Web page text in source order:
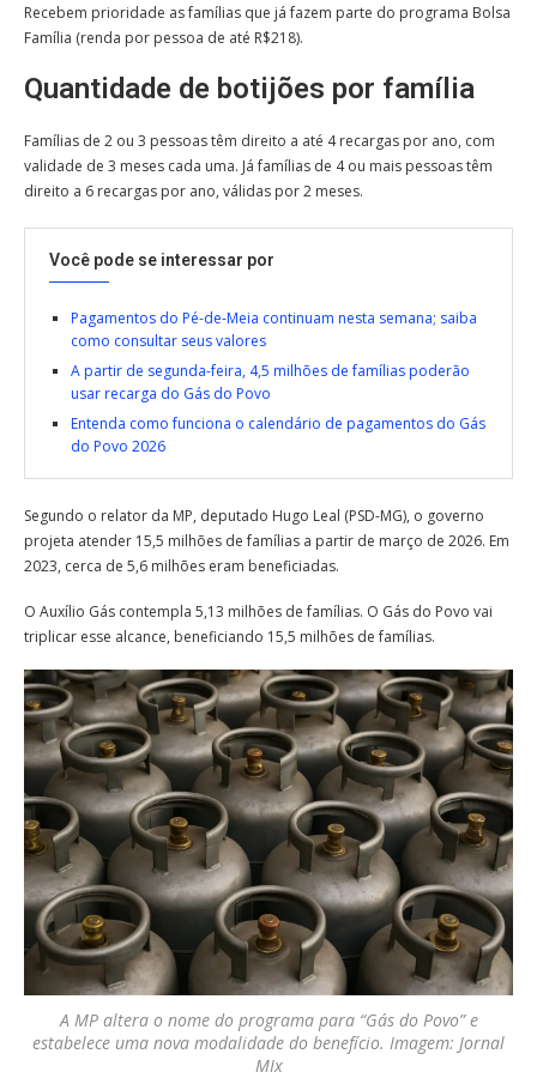
Recebem prioridade as famílias que já fazem parte do programa Bolsa
Família (renda por pessoa de até R$218).
Quantidade de botijões por família
Famílias de 2 ou 3 pessoas têm direito a até 4 recargas por ano, com
validade de 3 meses cada uma. Já famílias de 4 ou mais pessoas têm
direito a 6 recargas por ano, válidas por 2 meses.
Você pode se interessar por
Pagamentos do Pé-de-Meia continuam nesta semana; saiba
como consultar seus valores
A partir de segunda-feira, 4,5 milhões de famílias poderão
usar recarga do Gás do Povo
Entenda como funciona o calendário de pagamentos do Gás
do Povo 2026
Segundo o relator da MP, deputado Hugo Leal (PSD-MG), o governo
projeta atender 15,5 milhões de famílias a partir de março de 2026. Em
2023, cerca de 5,6 milhões eram beneficiadas.
O Auxílio Gás contempla 5,13 milhões de famílias. O Gás do Povo vai
triplicar esse alcance, beneficiando 15,5 milhões de famílias.
A MP altera o nome do programa para “Gás do Povo” e
estabelece uma nova modalidade do benefício. Imagem: Jornal
MIx